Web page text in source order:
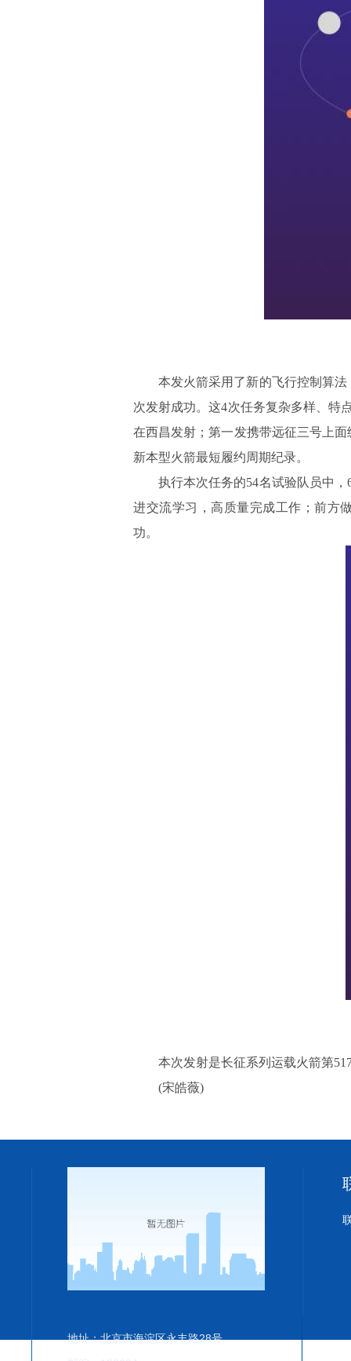
本发火箭采用了新的飞行控制算
次发射成功。这4次任务复杂多样、特
在西昌发射；第一发携带远征三号上
新本型火箭最短履约周期纪录。
执行本次任务的54名试验队员中
进交流学习，高质量完成工作；前方
功。
本次发射是长征系列运载火箭第
(宋皓薇)
地址：北京市海淀区永丰路28号